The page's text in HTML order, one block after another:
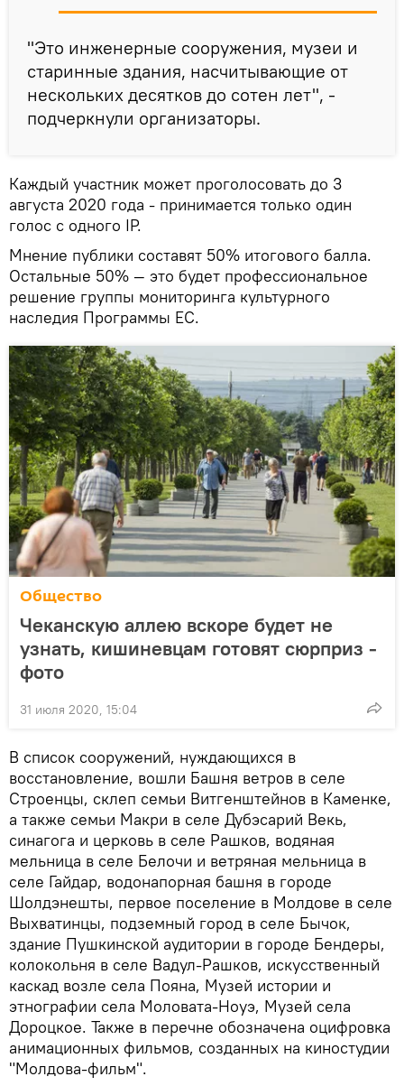
"Это инженерные сооружения, музеи и
старинные здания, насчитывающие от
нескольких десятков до сотен лет", -
подчеркнули организаторы.
Каждый участник может проголосовать до 3
августа 2020 года - принимается только один
голос с одного IP.
Мнение публики составят 50% итогового балла.
Остальные 50% — это будет профессиональное
решение группы мониторинга культурного
наследия Программы ЕС.
Общество
Чеканскую аллею вскоре будет не
узнать, кишиневцам готовят сюрприз -
фото
31 июля 2020, 15:04
В список сооружений, нуждающихся в
восстановление, вошли Башня ветров в селе
Строенцы, склеп семьи Витгенштейнов в Каменке,
а также семьи Макри в селе Дубэсарий Векь,
синагога и церковь в селе Рашков, водяная
мельница в селе Белочи и ветряная мельница в
селе Гайдар, водонапорная башня в городе
Шолдэнешты, первое поселение в Молдове в селе
Выхватинцы, подземный город в селе Бычок,
здание Пушкинской аудитории в городе Бендеры,
колокольня в селе Вадул-Рашков, искусственный
каскад возле села Пояна, Музей истории и
этнографии села Моловата-Ноуэ, Музей села
Дороцкое. Также в перечне обозначена оцифровка
анимационных фильмов, созданных на киностудии
"Молдова-фильм".